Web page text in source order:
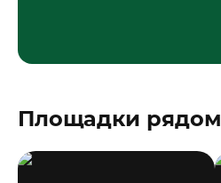
Площадки рядом